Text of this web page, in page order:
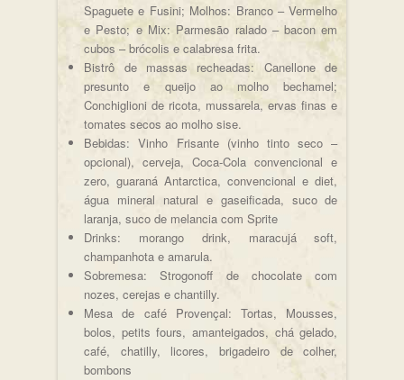
Spaguete e Fusini; Molhos: Branco – Vermelho
e Pesto; e Mix: Parmesão ralado – bacon em
cubos – brócolis e calabresa frita.
Bistrô de massas recheadas: Canellone de
presunto e queijo ao molho bechamel;
Conchiglioni de ricota, mussarela, ervas finas e
tomates secos ao molho sise.
Bebidas: Vinho Frisante (vinho tinto seco –
opcional), cerveja, Coca-Cola convencional e
zero, guaraná Antarctica, convencional e diet,
água mineral natural e gaseificada, suco de
laranja, suco de melancia com Sprite
Drinks: morango drink, maracujá soft,
champanhota e amarula.
Sobremesa: Strogonoff de chocolate com
nozes, cerejas e chantilly.
Mesa de café Provençal: Tortas, Mousses,
bolos, petits fours, amanteigados, chá gelado,
café, chatilly, licores, brigadeiro de colher,
bombons